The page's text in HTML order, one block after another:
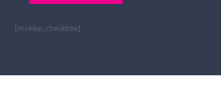
[mc4wp_checkbox]